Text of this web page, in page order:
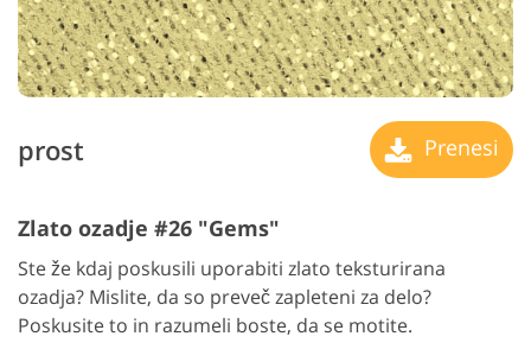
prost Prenesi
Zlato ozadje #26 "Gems"
Ste že kdaj poskusili uporabiti zlato teksturirana
ozadja? Mislite, da so preveč zapleteni za delo?
Poskusite to in razumeli boste, da se motite.